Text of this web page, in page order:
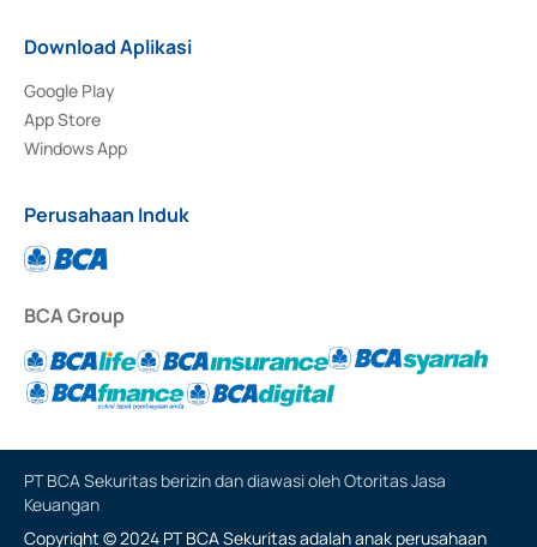
Download Aplikasi
Google Play
App Store
Windows App
Perusahaan Induk
BCA Group
PT BCA Sekuritas berizin dan diawasi oleh Otoritas Jasa
Keuangan
Copyright © 2024 PT BCA Sekuritas adalah anak perusahaan